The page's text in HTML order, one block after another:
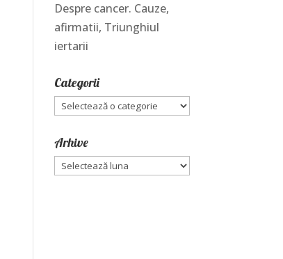
Despre cancer. Cauze,
afirmatii, Triunghiul
iertarii
Categorii
Categorii
Arhive
Arhive